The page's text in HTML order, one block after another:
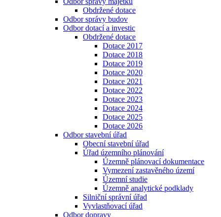
Obdržené dotace
Odbor správy budov
Odbor dotací a investic
Obdržené dotace
Dotace 2017
Dotace 2018
Dotace 2019
Dotace 2020
Dotace 2021
Dotace 2022
Dotace 2023
Dotace 2024
Dotace 2025
Dotace 2026
Odbor stavební úřad
Obecní stavební úřad
Úřad územního plánování
Územně plánovací dokumentace
Vymezení zastavěného území
Územní studie
Územně analytické podklady
Silniční správní úřad
Vyvlastňovací úřad
Odbor dopravy